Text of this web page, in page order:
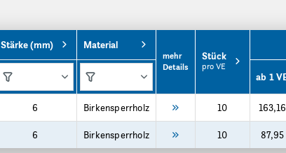
Stärke (mm) Material
mehr
Details
Stück
pro VE
ab 1
6 Birkensperrholz 10 163,16
6 Birkensperrholz 10 87,95